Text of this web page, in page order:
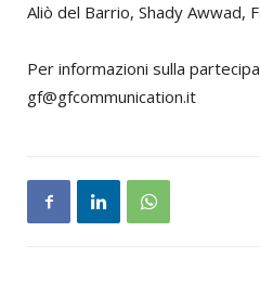
Aliò del Barrio, Shady Awwad,
Per informazioni sulla
gf@gfcommunication.it